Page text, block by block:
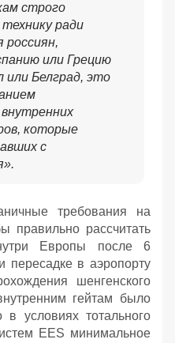
строго
ради
россиян,
или Грецию
или Белград, это
которые
с
требования на
правильно рассчитать
Европы после 6
пересадке в аэропорту
шенгенского
гейтам было
в условиях тотального
EES минимальное